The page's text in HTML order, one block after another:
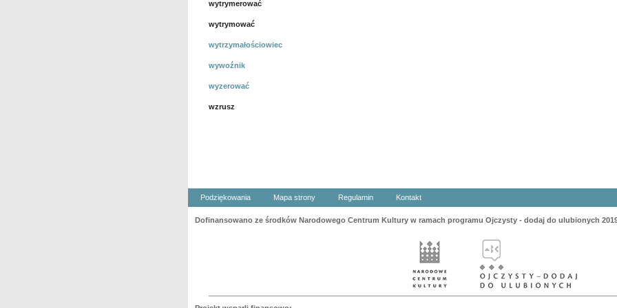
wytrymerować
wytrymować
wytrzymałościowiec
wywoźnik
wyzerować
wzrusz
Podziękowania Mapa strony Regulamin Kontakt
Dofinansowano ze środków Narodowego Centrum Kultury w ramach programu Ojczysty - dodaj do ulubionych